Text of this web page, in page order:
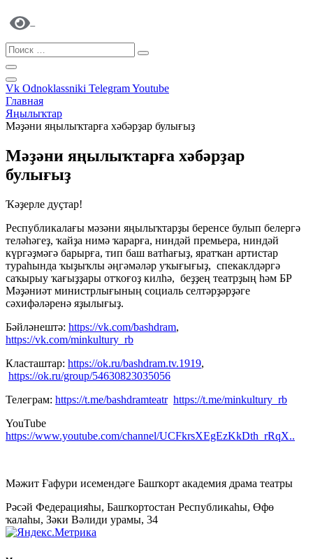
Vk Odnoklassniki TelegramYoutube
Главная
Яңылыҡтар
Мәҙәни яңылыҡтарға хәбәрҙар булығыҙ
Мәҙәни яңылыҡтарға хәбәрҙар
булығыҙ
Ҡәҙерле дуҫтар!
Республикалағы мәзәни яңылыҡтарҙы беренсе булып белергә
теләһәгеҙ, ҡайҙа нимә ҡарарға, ниндәй премьера, ниндәй
күргәҙмәгә барырға, тип баш ватһағыҙ, яратҡан артистар
тураһында ҡыҙыҡлы әңгәмәләр уҡығығыҙ, спекаклдәргә
саҡырыу ҡағыҙҙары отҡоғоҙ килһә, беҙҙең театрҙың һәм БР
Мәҙәниәт министрлығының социаль селтәрҙәрҙәге
сәхифәләренә яҙылығыҙ.
Бәйләнештә: https://vk.com/bashdram,
https://vk.com/minkultury_rb
Класташтар: https://ok.ru/bashdram.tv.1919,
https://ok.ru/group/54630823035056
Телеграм: https://t.me/bashdramteatr https://t.me/minkultury_rb
YouTube
https://www.youtube.com/channel/UCFkrsXEgEzKkDth_rRqX..
Мәжит Ғафури исемендәге Башҡорт академия драма театры
Рәсәй Федерацияһы, Башҡортостан Республикаһы, Өфө
ҡалаһы, Зәки Вәлиди урамы, 34